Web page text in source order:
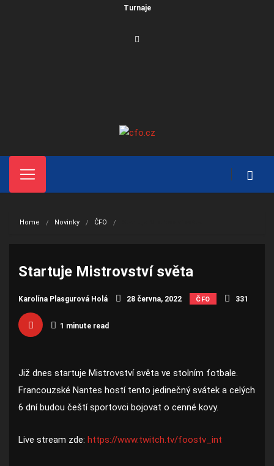
Turnaje
Home Novinky ČFO
Startuje Mistrovství světa
Karolína Plasgurová Holá 28 června, 2022 ČFO 331
1 minute read
Již dnes startuje Mistrovství světa ve stolním fotbale.
Francouzské Nantes hostí tento jedinečný svátek a celých
6 dní budou čeští sportovci bojovat o cenné kovy.
Live stream zde: https://www.twitch.tv/foostv_int